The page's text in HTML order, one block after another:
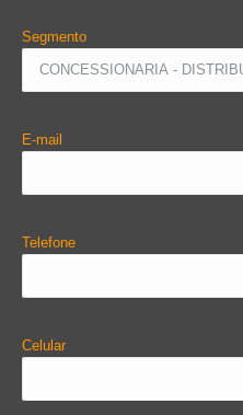
Segmento
E-mail
Telefone
Celular